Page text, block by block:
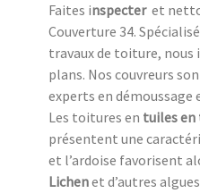
Faites inspecter et
Couverture 34.
travaux de toiture, nous
plans. Nos couvreurs
experts en
Les toitures en tuiles en
présentent une
et l’ardoise favorisent
Lichenet d’autres